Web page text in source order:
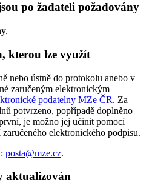
po žadateli požadovány
kterou lze využít
nebo ústně do protokolu anebo v
zaručeným elektronickým
podatelny MZe ČR. Za
potvrzeno, popřípadě doplněno
je možno jej učinit pomocí
elektronického podpisu.
posta@mze.cz.
aktualizován